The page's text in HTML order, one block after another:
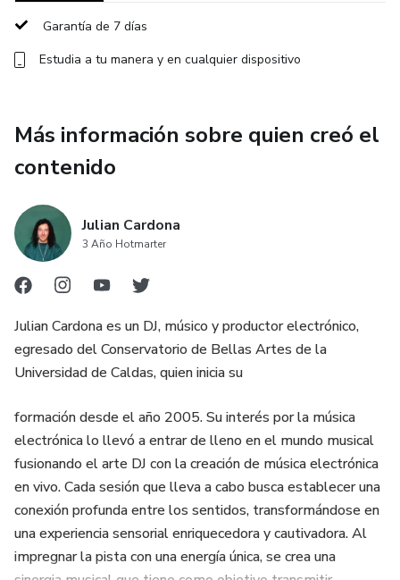
Garantía de 7 días
Estudia a tu manera y en cualquier dispositivo
Más información sobre quien creó el
contenido
Julian Cardona
3 Año Hotmarter
Julian Cardona es un DJ, músico y productor electrónico,
egresado del Conservatorio de Bellas Artes de la
Universidad de Caldas, quien inicia su
formación desde el año 2005. Su interés por la música
electrónica lo llevó a entrar de lleno en el mundo musical
fusionando el arte DJ con la creación de música electrónica
en vivo. Cada sesión que lleva a cabo busca establecer una
conexión profunda entre los sentidos, transformándose en
una experiencia sensorial enriquecedora y cautivadora. Al
impregnar la pista con una energía única, se crea una